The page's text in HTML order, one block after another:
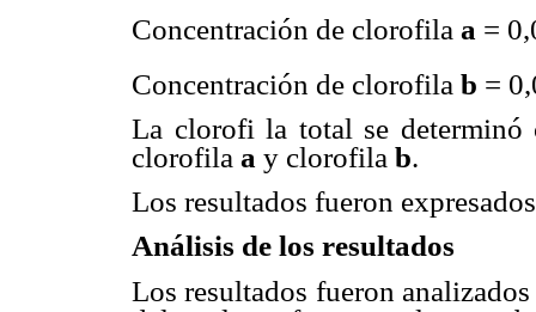
Concentración de clorofila a =
Concentración de clorofila b =
La clorofi la total se determinó
clorofila a y clorofila b.
Los resultados fueron
Análisis de los resultados
Los resultados fueron